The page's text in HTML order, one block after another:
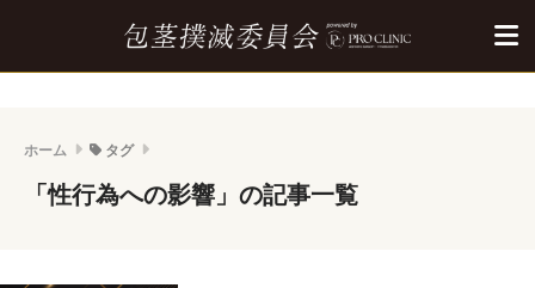
ホーム タグ
「性行為への影響」の記事一覧